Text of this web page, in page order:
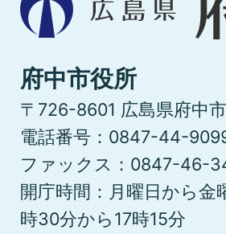
島
県
府
中
市
府中市役所
〒726-8601 広島県府中
電話番号：0847-44-
ファックス：0847-46-
開庁時間：月曜日から金
時30分から17時15分